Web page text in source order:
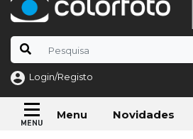
Login/Registo
Menu Novidades